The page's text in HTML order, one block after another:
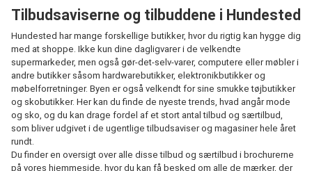
Tilbudsaviserne og tilbuddene i Hundested
Hundested har mange forskellige butikker, hvor du rigtig kan hygge dig
med at shoppe. Ikke kun dine dagligvarer i de velkendte
supermarkeder, men også gør-det-selv-varer, computere eller møbler i
andre butikker såsom hardwarebutikker, elektronikbutikker og
møbelforretninger. Byen er også velkendt for sine smukke tøjbutikker
og skobutikker. Her kan du finde de nyeste trends, hvad angår mode
og sko, og du kan drage fordel af et stort antal tilbud og særtilbud,
som bliver udgivet i de ugentlige tilbudsaviser og magasiner hele året
rundt.
Du finder en oversigt over alle disse tilbud og særtilbud i brochurerne
på vores hjemmeside, hvor du kan få besked om alle de mærker, der